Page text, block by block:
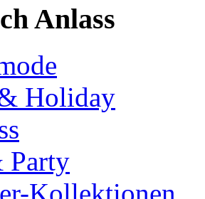
Anlass
Holiday
Party
Kollektionen